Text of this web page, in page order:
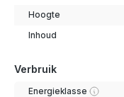
Hoogte
Inhoud
Verbruik
Energieklasse